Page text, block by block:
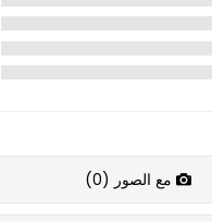
مع الصور (0
)